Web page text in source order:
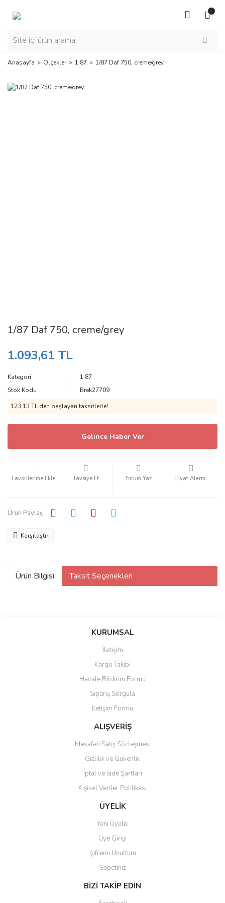
Anasayfa Ölçekler 1:87 1/87 Daf 750, creme/grey
1/87 Daf 750, creme/grey
1.093,61 TL
Kategori
1:87
Stok Kodu
Brek27709
123,13 TL den başlayan taksitlerle!
Gelince Haber Ver
Tavsiye Et Yorum Yaz Fiyat Alarmı
Ürün Paylaş :
Karşılaştır
Ürün Bilgisi Taksit Seçenekleri
KURUMSAL
İletişim
Kargo Takibi
Havale Bildirim Formu
Sipariş Sorgula
İletişim Formu
ALIŞVERİŞ
Mesafeli Satış Sözleşmesi
Gizlilik ve Güvenlik
İptal ve İade Şartları
Kişisel Veriler Politikası
ÜYELİK
Yeni Üyelik
Üye Girişi
Şifremi Unuttum
Sepetiniz
BİZİ TAKİP EDİN